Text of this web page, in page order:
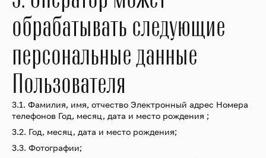
обрабатывать следующие
персональные данные
Пользователя
3.1. Фамилия, имя, отчество Электронный адрес Номера
телефонов Год, месяц, дата и место рождения ;
3.2. Год, месяц, дата и место рождения;
3.3. Фотографии;